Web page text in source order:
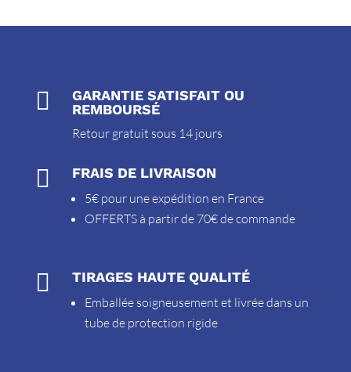

GARANTIE SATISFAIT OU
REMBOURSÉ
Retour gratuit sous 14 jours
 FRAIS DE LIVRAISON
5€ pour une expédition en France
OFFERTS à partir de 70€ de commande
 TIRAGES HAUTE QUALITÉ
Emballée soigneusement et livrée dans un
tube de protection rigide